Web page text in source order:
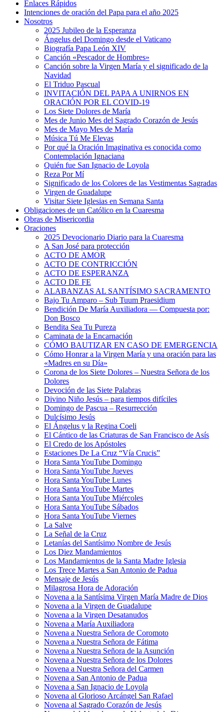
Enlaces Rápidos
Intenciones de oración del Papa para el año 2025
Nosotros
2025 Jubileo de la Esperanza
Ángelus del Domingo desde el Vaticano
Biografía Papa León XIV
Canción «Pescador de Hombres»
Canción sobre la Virgen María y el significado de la
Navidad
El Triduo Pascual
INVITACIÓN DEL PAPA A UNIRNOS EN
ORACIÓN POR EL COVID-19
Los Siete Dolores de María
Mes de Junio Mes del Sagrado Corazón de Jesús
Mes de Mayo Mes de María
Música Tú Me Elevas
Por qué la Oración Imaginativa es conocida como
Contemplación Ignaciana
Quién fue San Ignacio de Loyola
Reza Por Mí
Significado de los Colores de las Vestimentas Sagradas
Virgen de Guadalupe
Visitar Siete Iglesias en Semana Santa
Obligaciones de un Católico en la Cuaresma
Obras de Misericordia
Oraciones
2025 Devocionario Diario para la Cuaresma
A San José para protección
ACTO DE AMOR
ACTO DE CONTRICCIÓN
ACTO DE ESPERANZA
ACTO DE FE
ALABANZAS AL SANTÍSIMO SACRAMENTO
Bajo Tu Amparo – Sub Tuum Praesidium
Bendición De María Auxiliadora — Compuesta por:
Don Bosco
Bendita Sea Tu Pureza
Caminata de la Encarnación
CÓMO BAUTIZAR EN CASO DE EMERGENCIA
Cómo Honrar a la Virgen María y una oración para las
«Madres en su Día»
Corona de los Siete Dolores – Nuestra Señora de los
Dolores
Devoción de las Siete Palabras
Divino Niño Jesús – para tiempos difíciles
Domingo de Pascua – Resurrección
Dulcísimo Jesús
El Ángelus y la Regina Coeli
El Cántico de las Criaturas de San Francisco de Asís
El Credo de los Apóstoles
Estaciones De La Cruz “Vía Crucis”
Hora Santa YouTube Domingo
Hora Santa YouTube Jueves
Hora Santa YouTube Lunes
Hora Santa YouTube Martes
Hora Santa YouTube Miércoles
Hora Santa YouTube Sábados
Hora Santa YouTube Viernes
La Salve
La Señal de la Cruz
Letanías del Santísimo Nombre de Jesús
Los Diez Mandamientos
Los Mandamientos de la Santa Madre Iglesia
Los Trece Martes a San Antonio de Padua
Mensaje de Jesús
Milagrosa Hora de Adoración
Novena a la Santísima Virgen María Madre de Dios
Novena a la Virgen de Guadalupe
Novena a la Virgen Desatanudos
Novena a María Auxiliadora
Novena a Nuestra Señora de Coromoto
Novena a Nuestra Señora de Fátima
Novena a Nuestra Señora de la Asunción
Novena a Nuestra Señora de los Dolores
Novena a Nuestra Señora del Carmen
Novena a San Antonio de Padua
Novena a San Ignacio de Loyola
Novena al Glorioso Arcángel San Rafael
Novena al Sagrado Corazón de Jesús